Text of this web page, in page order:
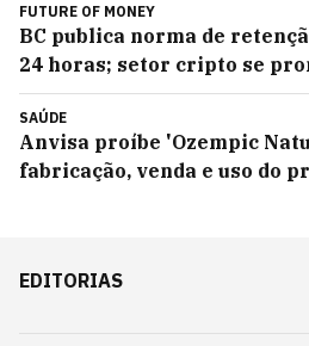
FUTURE OF MONEY
BC publica norma de
24 horas; setor cripto se
SAÚDE
Anvisa proíbe 'Ozempic
fabricação, venda e uso do
EDITORIAS